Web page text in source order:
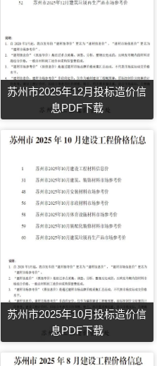
苏州市2025年12月投标造价信
息PDF下载
苏州市2025年10月投标造价信
息PDF下载